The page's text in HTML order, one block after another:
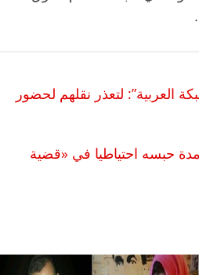
شاكر وآخرين لـ19 سبتمبر.. و”الشبكة العربية”: لتعذر نقلهم لحضور
حبسه احتياطيا في «قضية